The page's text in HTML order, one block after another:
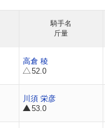
騎手名
斤量
高倉 稜
52.0
川須 栄彦
53.0